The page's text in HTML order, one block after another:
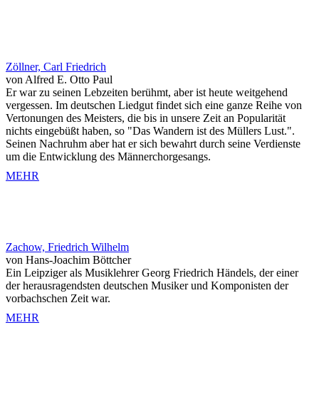
Zöllner, Carl Friedrich
von Alfred E. Otto Paul
Er war zu seinen Lebzeiten berühmt, aber ist heute weitgehend
vergessen. Im deutschen Liedgut findet sich eine ganze Reihe von
Vertonungen des Meisters, die bis in unsere Zeit an Popularität
nichts eingebüßt haben, so "Das Wandern ist des Müllers Lust.".
Seinen Nachruhm aber hat er sich bewahrt durch seine Verdienste
um die Entwicklung des Männerchorgesangs.
MEHR
Zachow, Friedrich Wilhelm
von Hans-Joachim Böttcher
Ein Leipziger als Musiklehrer Georg Friedrich Händels, der einer
der herausragendsten deutschen Musiker und Komponisten der
vorbachschen Zeit war.
MEHR